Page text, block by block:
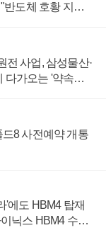
반도체 호황 지속
전 사업, 삼성물산·
다가오는 '약속의
8 사전예약 개통
'에도 HBM4 탑재
닉스 HBM4 수율